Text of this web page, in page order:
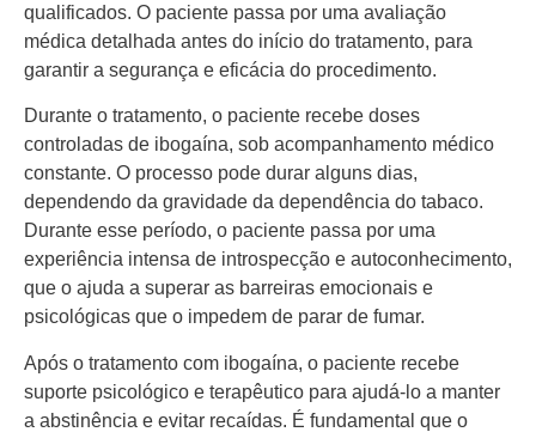
qualificados. O paciente passa por uma avaliação
médica detalhada antes do início do tratamento, para
garantir a segurança e eficácia do procedimento.
Durante o tratamento, o paciente recebe doses
controladas de ibogaína, sob acompanhamento médico
constante. O processo pode durar alguns dias,
dependendo da gravidade da dependência do tabaco.
Durante esse período, o paciente passa por uma
experiência intensa de introspecção e autoconhecimento,
que o ajuda a superar as barreiras emocionais e
psicológicas que o impedem de parar de fumar.
Após o tratamento com ibogaína, o paciente recebe
suporte psicológico e terapêutico para ajudá-lo a manter
a abstinência e evitar recaídas. É fundamental que o